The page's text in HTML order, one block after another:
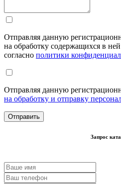
Отправляя данную
на обработку содержащихся в
согласно политики
Отправляя данную
на обработку и отправку
Запрос